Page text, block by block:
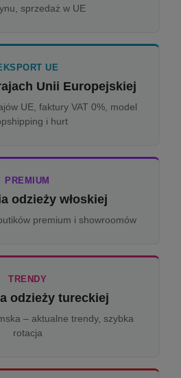
sprzedaż w UE
UE
Unii Europejskiej
UE, faktury VAT 0%, model
i hurt
PREMIUM
odzieży włoskiej
premium i showroomów
TRENDY
odzieży tureckiej
– aktualne trendy, szybka
rotacja